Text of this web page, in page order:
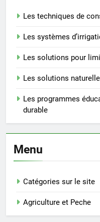
Les techniques de
Les systèmes
Les solutions pour
Les solutions
Les programmes
durable
Menu
Catégories sur le site
Agriculture et Peche